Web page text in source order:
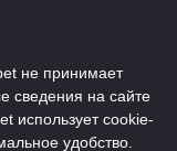
не принимает
сведения на сайте
использует cookie-
удобство.